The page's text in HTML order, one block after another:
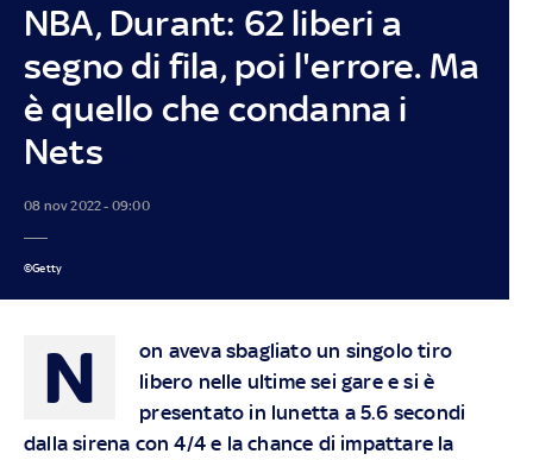
NBA, Durant: 62 liberi a
segno di fila, poi l'errore. Ma
è quello che condanna i
Nets
08 nov 2022 - 09:00
©Getty
N
on aveva sbagliato un singolo tiro
libero nelle ultime sei gare e si è
presentato in lunetta a 5.6 secondi
dalla sirena con 4/4 e la chance di impattare la